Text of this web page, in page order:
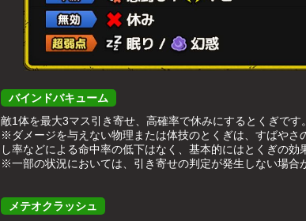
バインドバキューム
敵1体を最大3マス引き寄せ、高確率で休みにするとくぎです。
※ダメージを与えない物理または体技のとくぎは、すばやさ
し率などによる命中率の低下はなく、基本的にはとくぎの効
※一部の状況においては、引き寄せの判定が発生しない場合
メテオクラッシュ